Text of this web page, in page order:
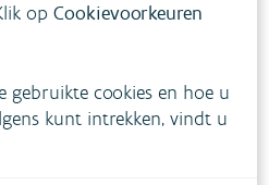
meestgestelde vragen .
zocht?
opCookievoorkeuren
gebruikte cookies en hoe u
kunt intrekken, vindt u